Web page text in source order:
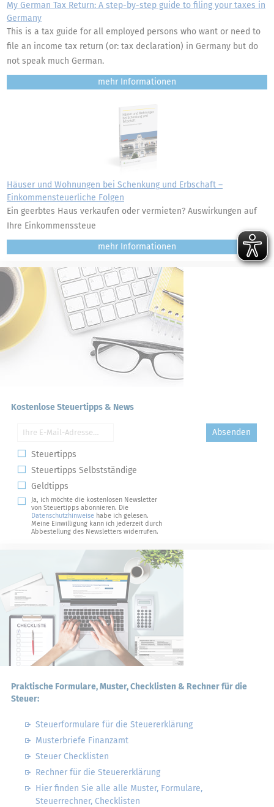
My German Tax Return: A step-by-step guide to filing your taxes in
Germany
This is a tax guide for all employed persons who want or need to
file an income tax return (or: tax declaration) in Germany but do
not speak much German.
mehr
Häuser und Wohnungen bei Schenkung und Erbschaft –
Einkommensteuerliche Folgen
Ein geerbtes Haus verkaufen oder vermieten? Auswirkungen auf
Ihre Einkommenssteue
mehr
Kostenlose Steuertipps & News
Absenden
Steuertipps
Steuertipps Selbstständige
Geldtipps
Ja, ich möchte die kostenlosen Newsletter
von Steuertipps abonnieren. Die
Datenschutzhinweise habe ich gelesen.
Meine Einwilligung kann ich jederzeit durch
Abbestellung des Newsletters widerrufen.
Praktische Formulare, Muster, Checklisten & Rechner für die
Steuer:
Steuerformulare für die Steuererklärung
Musterbriefe Finanzamt
Steuer Checklisten
Rechner für die Steuererklärung
Hier finden Sie alle alle Muster, Formulare,
Steuerrechner, Checklisten